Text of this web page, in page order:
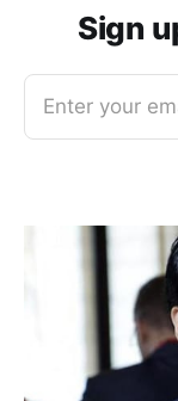
Sign
Enter your